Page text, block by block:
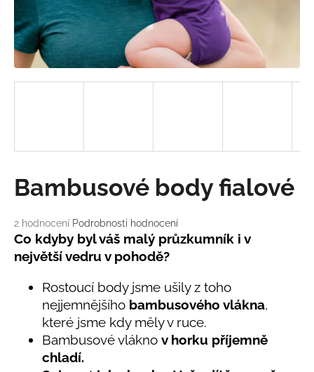
Průměrné
hodnocení
produktu
je
hvězdiček.
2 hodnocení Podrobnosti hodnocení
Bambusové body fialové
Co kdyby byl váš malý průzkumník i v
největší vedru v pohodě?
Rostoucí body jsme ušily z toho
nejjemnějšího bambusového vlákna,
které jsme kdy měly v ruce.
Bambusové vlákno v horku příjemně
chladí.
t
?
D
o
o
r
u